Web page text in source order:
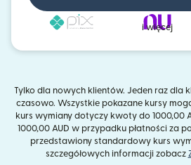
i więcej
Tylko dla nowych klientów. Jeden raz dla
czasowo. Wszystkie pokazane kursy
kurs wymiany dotyczy kwoty do 1000,00
1000,00 AUD w przypadku płatności za
przedstawiony standardowy kurs
szczegółowych informacji zobacz